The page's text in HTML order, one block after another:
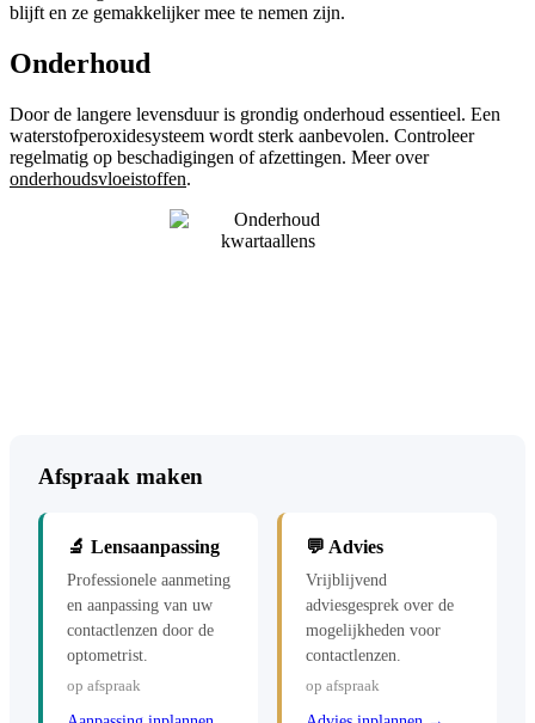
blijft en ze gemakkelijker mee te nemen zijn.
Onderhoud
Door de langere levensduur is grondig onderhoud essentieel. Een
waterstofperoxidesysteem wordt sterk aanbevolen. Controleer
regelmatig op beschadigingen of afzettingen. Meer over
onderhoudsvloeistoffen.
Afspraak maken
🔬 Lensaanpassing
Professionele aanmeting
en aanpassing van uw
contactlenzen door de
optometrist.
op afspraak
💬 Advies
Vrijblijvend
adviesgesprek over de
mogelijkheden voor
contactlenzen.
op afspraak